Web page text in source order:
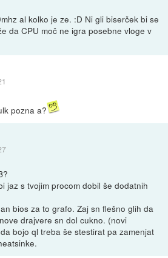
al kolko je ze. :D Ni gli biserček bi se
da CPU moč ne igra posebne vloge v
pozna a?
jaz s tvojim procom dobil še dodatnih
bios za to grafo. Zaj sn flešno glih da
drajvere sn dol cukno. (novi
bojo ql treba še stestirat pa zamenjat